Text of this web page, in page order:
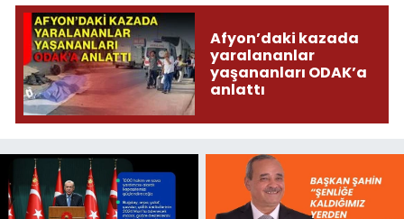
Afyon’daki kazada
yaralananlar
yaşananları ODAK’a
anlattı